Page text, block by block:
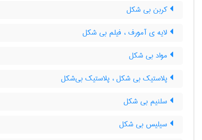
کربن بی شکل
لایه ی آمورف ، فیلم بی شکل
مواد بی شکل
پلاستیک بی شکل ، پلاستیک بی‌شکل
سلنیم بی شکل
سیلیس بی شکل